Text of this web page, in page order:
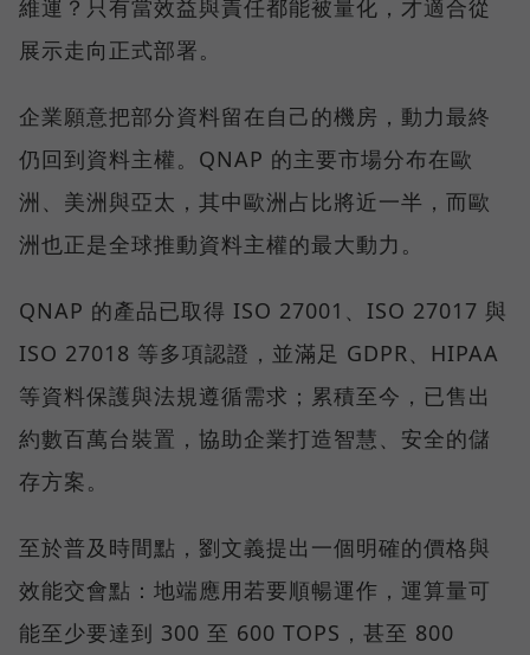
維運？只有當效益與責任都能被量化，才適合從
展示走向正式部署。
企業願意把部分資料留在自己的機房，動力最終
仍回到資料主權。QNAP 的主要市場分布在歐
洲、美洲與亞太，其中歐洲占比將近一半，而歐
洲也正是全球推動資料主權的最大動力。
QNAP 的產品已取得 ISO 27001、ISO 27017 與
ISO 27018 等多項認證，並滿足 GDPR、HIPAA
等資料保護與法規遵循需求；累積至今，已售出
約數百萬台裝置，協助企業打造智慧、安全的儲
存方案。
至於普及時間點，劉文義提出一個明確的價格與
效能交會點：地端應用若要順暢運作，運算量可
能至少要達到 300 至 600 TOPS，甚至 800